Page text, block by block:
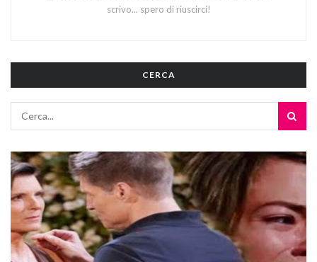
scrivo... spero di riuscirci!
CERCA